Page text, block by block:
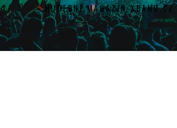
HUDEBNÍ MAGAZÍN XBAND.CZ